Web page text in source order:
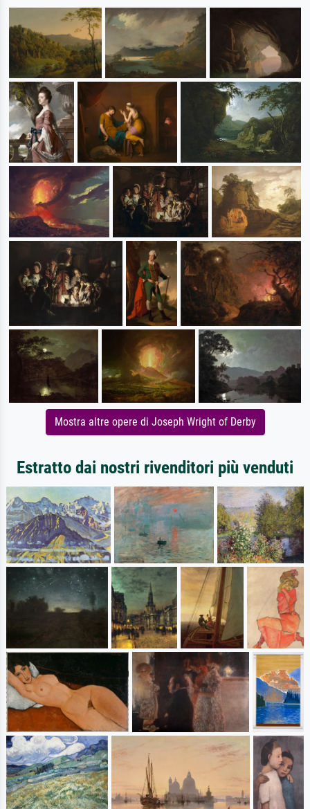
Mostra altre opere di Joseph Wright of Derby
Estratto dai nostri rivenditori più venduti